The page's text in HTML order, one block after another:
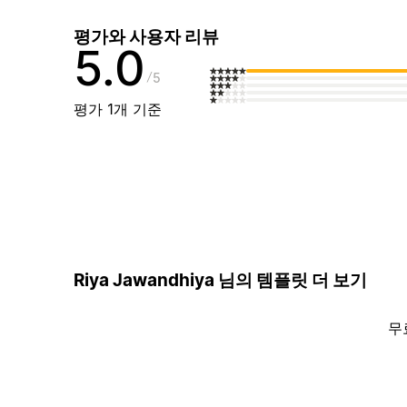
평가와 사용자 리뷰
5.0 5
평가 1개 기준
Riya Jawandhiya 님의 템플릿 더 보기
무